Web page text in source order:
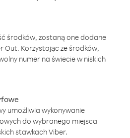
środków, zostaną one dodane
Out. Korzystając ze środków,
numer na świecie w niskich
umożliwia wykonywanie
do wybranego miejsca
stawkach Viber.